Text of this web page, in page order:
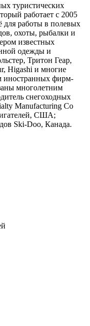
туристических
работает с 2005
для работы в полевых
охоты, рыбалки и
известных
одежды и
Тритон Геар,
Higashi и многие
иностранных фирм-
многолетним
снегоходных
Manufacturing Co
США;
Ski-Doo, Канада.